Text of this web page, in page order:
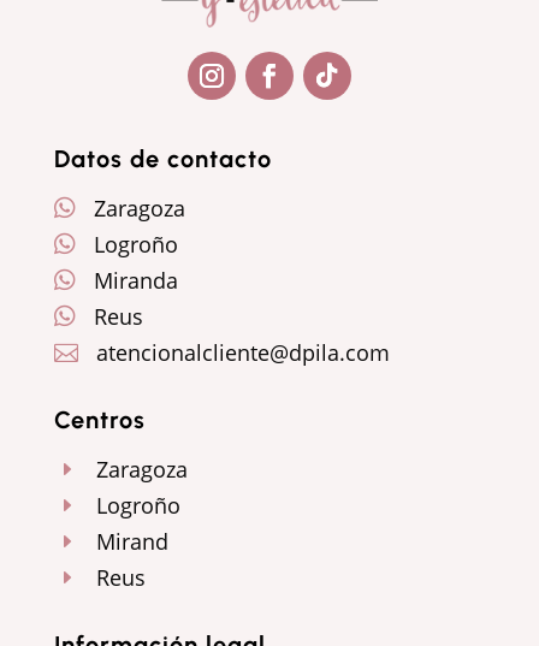
Datos de contacto
 Zaragoza
 Logroño
 Miranda
 Reus
 atencionalcliente@dpila.com
Centros
E Zaragoza
E Logroño
E Mirand
E Reus